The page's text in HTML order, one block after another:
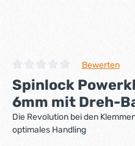
Durchschnittliche Bewertung
Bewerten
Spinlock
6mm mit Dreh-
Die Revolution bei den
optimales Handling